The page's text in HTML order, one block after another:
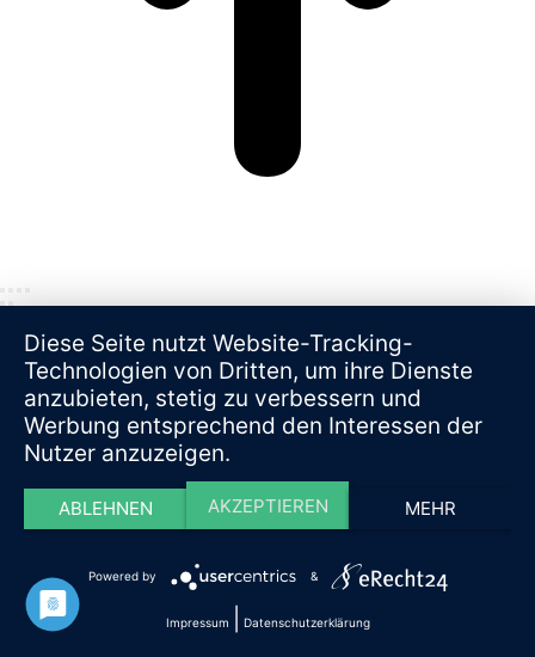
Diese Seite nutzt Website-Tracking-
Technologien von Dritten, um ihre Dienste
anzubieten, stetig zu verbessern und
Werbung entsprechend den Interessen der
Nutzer anzuzeigen.
ABLEHNEN AKZEPTIEREN MEHR
Powered by &
Impressum Datenschutzerklärung